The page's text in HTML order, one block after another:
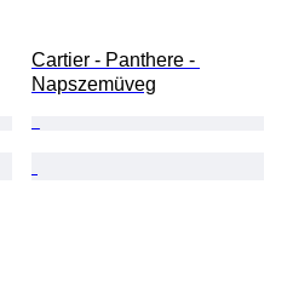
Cartier - Panthere -
Napszemüveg